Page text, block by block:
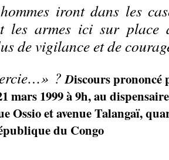
iront dans les
les armes ici sur place
de vigilance et de
?Discours prononcé
mars 1999 à 9h, au
Ossio et avenue Talangaï,
du Congo